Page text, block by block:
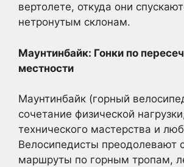
вертолете, откуда они
нетронутым склонам.
Маунтинбайк: Гонки по
местности
Маунтинбайк (горный
сочетание физической
технического мастерства и
Велосипедисты преодолевают
маршруты по горным тропам,